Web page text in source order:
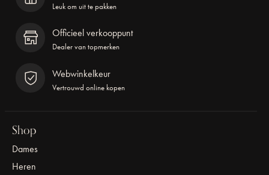
Leuk om uit te pakken
Officieel verkooppunt
Dealer van topmerken
Webwinkelkeur
Vertrouwd online kopen
Shop
Dames
Heren